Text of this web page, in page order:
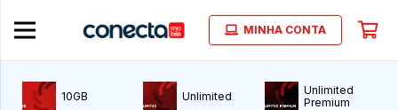
MINHA CONTA
10GB Unlimited
Unlimited
Premium